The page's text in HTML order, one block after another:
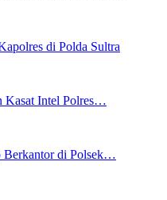
di Polda Sultra
Kasat Intel Polres…
Berkantor di Polsek…